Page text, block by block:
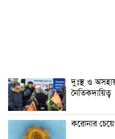
দুঃস্থ ও
নৈতিকদায়িত্ব
করোনার